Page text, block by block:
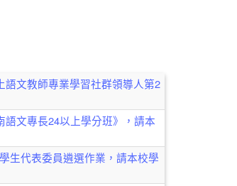
文教師專業學習社群領導人第2
文專長24以上學分班》，請本
生代表委員遴選作業，請本校學